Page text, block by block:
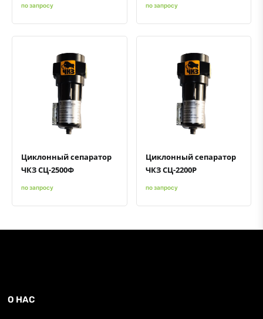
по запросу по запросу
Быстрый просмотрДобавить к сравнению
Циклонный сепаратор
ЧКЗ СЦ-2500Ф
по запросу
Быстрый просмотрДобавить к сравнению
Циклонный сепаратор
ЧКЗ СЦ-2200Р
по запросу
О НАС